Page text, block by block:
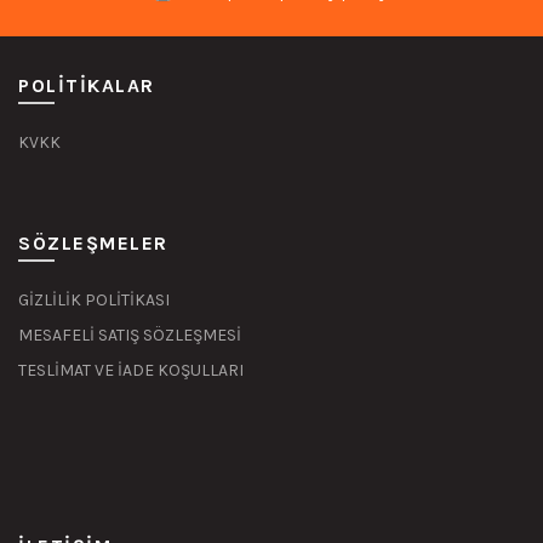
POLITIKALAR
KVKK
SÖZLEŞMELER
GİZLİLİK POLİTİKASI
MESAFELİ SATIŞ SÖZLEŞMESİ
TESLİMAT VE İADE KOŞULLARI